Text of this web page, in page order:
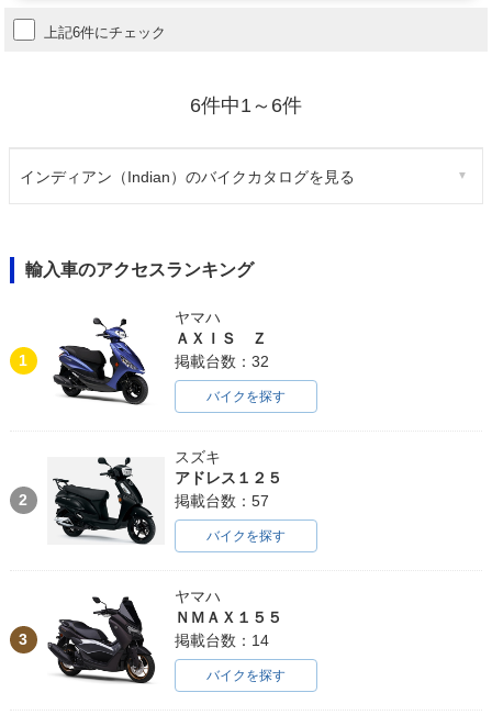
上記6件にチェック
6件中1～6件
インディアン（Indian）のバイクカタログを見る
輸入車のアクセスランキング
1
ヤマハ
ＡＸＩＳ Ｚ
掲載台数：32
バイクを探す
2
スズキ
アドレス１２５
掲載台数：57
バイクを探す
3
ヤマハ
ＮＭＡＸ１５５
掲載台数：14
バイクを探す